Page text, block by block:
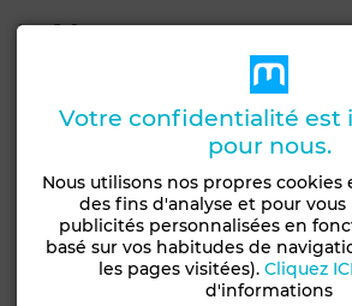
Les S+1 :
Les Superficies varient entre 65 m² et
Les S+2 :
Les Superficies varient entre 89 m² et
Les S+3 :
Les Superficies varient entre 160 m² et
Locaux commerciaux :
Les Superficies des varient entre 47
Votre confidentialité est
pour nous.
Nous utilisons nos propres cookies
des fins d'analyse et pour
publicités personnalisées en
basé sur vos habitudes de
les pages visitées). Cliquez ICI
d'informations